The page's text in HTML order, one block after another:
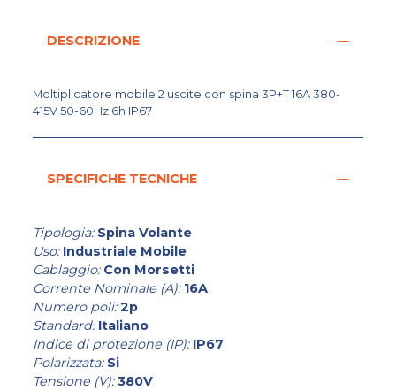
DESCRIZIONE
Moltiplicatore mobile 2 uscite con spina 3P+T 16A 380-
415V 50-60Hz 6h IP67
SPECIFICHE TECNICHE
Tipologia: Spina Volante
Uso: Industriale Mobile
Cablaggio: Con Morsetti
Corrente Nominale (A): 16A
Numero poli: 2p
Standard: Italiano
Indice di protezione (IP): IP67
Polarizzata: Si
Tensione (V): 380V